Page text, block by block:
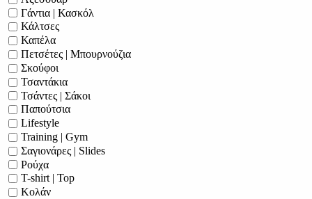
Γάντια | Κασκόλ
Κάλτσες
Καπέλα
Πετσέτες | Μπουρνούζια
Σκούφοι
Τσαντάκια
Τσάντες | Σάκοι
Παπούτσια
Lifestyle
Training | Gym
Σαγιονάρες | Slides
Ρούχα
T-shirt | Top
Κολάν